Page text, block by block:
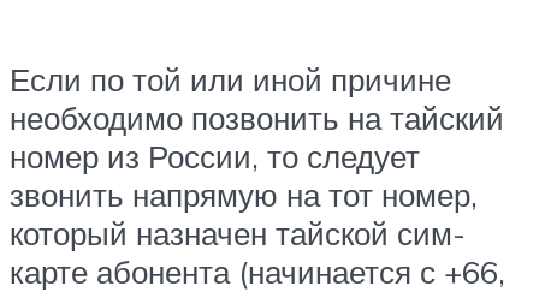
Если по той или иной причине
необходимо позвонить на тайский
номер из России, то следует
звонить напрямую на тот номер,
который назначен тайской сим-
карте абонента (начинается с +66,